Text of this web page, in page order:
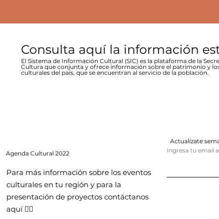
Consulta aquí la información
El Sistema de Información Cultural (SIC) es la plataforma de la
Cultura que conjunta y ofrece información sobre el patrimonio y
culturales del país, que se encuentran al servicio de la población.
Agenda Cultural 2022
Para más información sobre los eventos
culturales en tu región y para la
presentación de proyectos contáctanos
aquí 👇🏻
Actualízate
Ingresa tu email